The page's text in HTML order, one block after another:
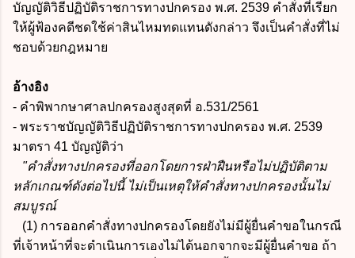
บัญญัติวิธีปฏิบัติราชการทางปกครอง พ.ศ. 2539 คำสั่งที่เรียก
ให้ผู้ฟ้องคดีชดใช้ค่าสินไหมทดแทนดังกล่าว จึงเป็นคำสั่งที่ไม่
ชอบด้วยกฎหมาย
อ้างอิง
- คำพิพากษาศาลปกครองสูงสุดที่ อ.531/2561
- พระราชบัญญัติวิธีปฏิบัติราชการทางปกครอง พ.ศ. 2539
มาตรา 41 บัญญัติว่า
"คำสั่งทางปกครองที่ออกโดยการฝ่าฝืนหรือไม่ปฏิบัติตาม
หลักเกณฑ์ดังต่อไปนี้ ไม่เป็นเหตุให้คำสั่งทางปกครองนั้นไม่
สมบูรณ์
(1) การออกคำสั่งทางปกครองโดยยังไม่มีผู้ยื่นคำขอในกรณี
ที่เจ้าหน้าที่จะดำเนินการเองไม่ได้นอกจากจะมีผู้ยื่นคำขอ ถ้า